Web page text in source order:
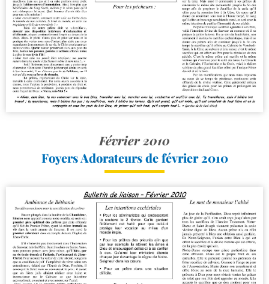
Février 2010
Foyers Adorateurs de février 2010